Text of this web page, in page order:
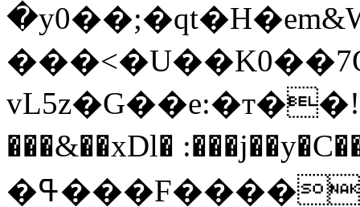
���&��xDl�
�ߟ���F�������/�x��!�=�